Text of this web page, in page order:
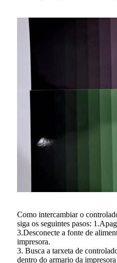
Como intercambiar o
siga os seguintes pasos:
3.Desconecte a fonte de
impresora.
3. Busca a tarxeta de
dentro do armario da